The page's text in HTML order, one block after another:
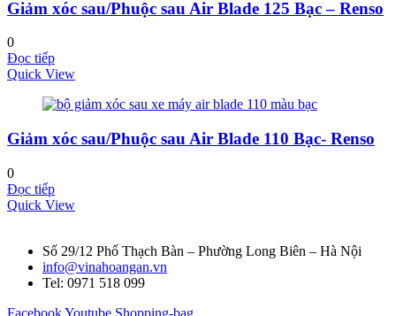
Giảm xóc sau/Phuộc sau Air Blade 125 Bạc – Renso
0
Đọc tiếp
Quick View
Giảm xóc sau/Phuộc sau Air Blade 110 Bạc- Renso
0
Đọc tiếp
Quick View
Số 29/12 Phố Thạch Bàn – Phường Long Biên – Hà Nội
info@vinahoangan.vn
Tel: 0971 518 099
FacebookYoutube Shopping-bag